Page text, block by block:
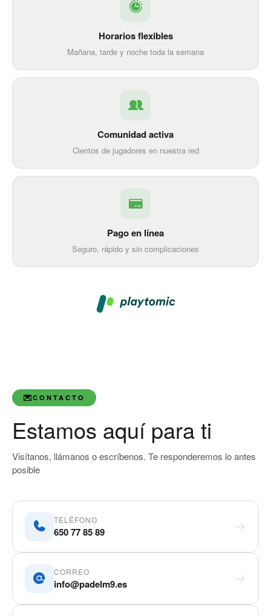
Horarios flexibles
Mañana, tarde y noche toda la semana
Comunidad activa
Cientos de jugadores en nuestra red
Pago en línea
Seguro, rápido y sin complicaciones
CONTACTO
Estamos aquí para ti
Visítanos, llámanos o escríbenos. Te responderemos lo antes
posible
TELÉFONO
650 77 85 89
CORREO
info@padelm9.es